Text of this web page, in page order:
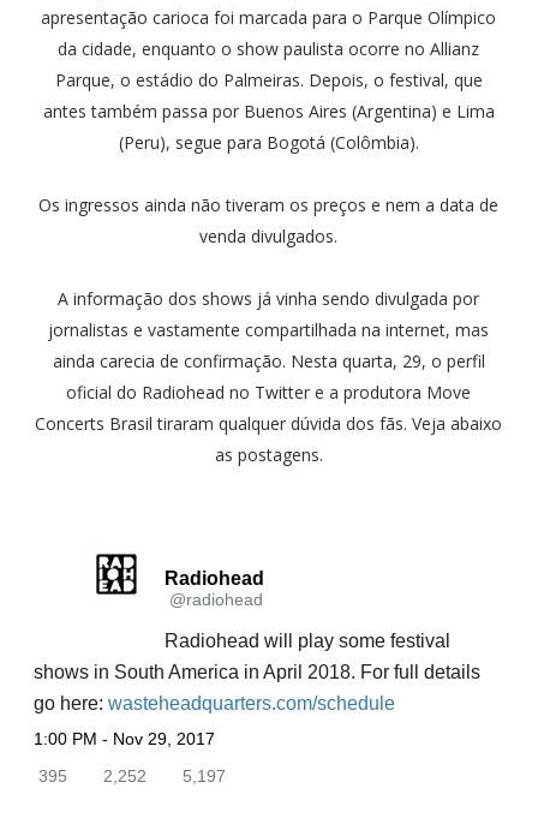
apresentação carioca foi marcada para o Parque Olímpico
da cidade, enquanto o show paulista ocorre no Allianz
Parque, o estádio do Palmeiras. Depois, o festival, que
antes também passa por Buenos Aires (Argentina) e Lima
(Peru), segue para Bogotá (Colômbia).
Os ingressos ainda não tiveram os preços e nem a data de
venda divulgados.
A informação dos shows já vinha sendo divulgada por
jornalistas e vastamente compartilhada na internet, mas
ainda carecia de confirmação. Nesta quarta, 29, o perfil
oficial do Radiohead no Twitter e a produtora Move
Concerts Brasil tiraram qualquer dúvida dos fãs. Veja abaixo
as postagens.
Radiohead
✔
@radiohead
Radiohead will play some festival
shows in South America in April 2018. For full details
go here: h
t
wasteheadquarters.com/schedule
1:00 PM - Nov 29, 2017
395
2,252 5,197